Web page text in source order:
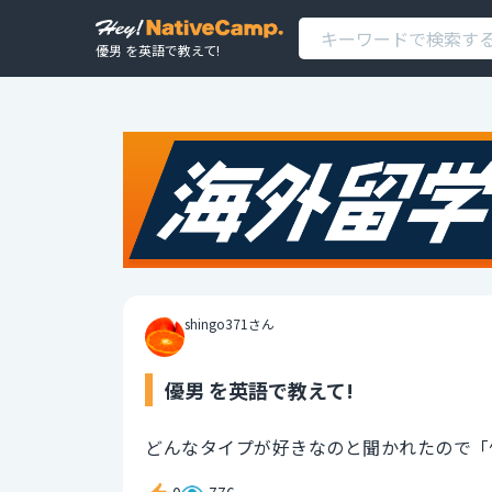
優男 を英語で教えて!
shingo371さん
優男 を英語で教えて!
どんなタイプが好きなのと聞かれたので